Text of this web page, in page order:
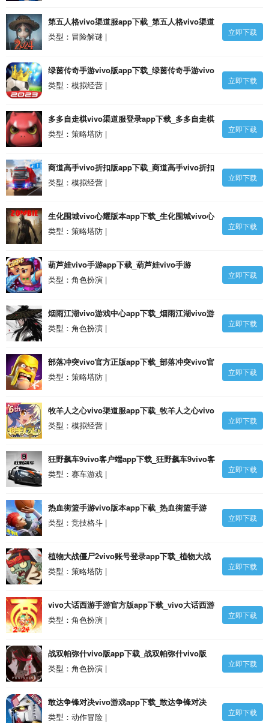
第五人格vivo渠道服app下载_第五人格vivo渠道
服v1.5.99 安卓最新版本安卓版
类型：冒险解谜 | 立即下载
绿茵传奇手游vivo版app下载_绿茵传奇手游vivo
版v2.7.2 安卓版
类型：模拟经营 | 立即下载
多多自走棋vivo渠道服登录app下载_多多自走棋
vivo渠道服登录v2.27.2 安卓版
类型：策略塔防 | 立即下载
商道高手vivo折扣版app下载_商道高手vivo折扣
版v3.1091 安卓版
类型：模拟经营 | 立即下载
生化围城vivo心耀版本app下载_生化围城vivo心
耀版本v0.1.476 安卓版
类型：策略塔防 | 立即下载
葫芦娃vivo手游app下载_葫芦娃vivo手游
v4.10.42 安卓版
类型：角色扮演 | 立即下载
烟雨江湖vivo游戏中心app下载_烟雨江湖vivo游
戏中心v1.124.51916 安卓版
类型：角色扮演 | 立即下载
部落冲突vivo官方正版app下载_部落冲突vivo官
方正版v16.900.2 官方安卓版
类型：策略塔防 | 立即下载
牧羊人之心vivo渠道服app下载_牧羊人之心vivo
渠道服v1.9.33 安卓版
类型：模拟经营 | 立即下载
狂野飙车9vivo客户端app下载_狂野飙车9vivo客
户端v4.5.0l 安卓版
类型：赛车游戏 | 立即下载
热血街篮手游vivo版本app下载_热血街篮手游
vivo版本v1.22.5 安卓版
类型：竞技格斗 | 立即下载
植物大战僵尸2vivo账号登录app下载_植物大战
僵尸2vivo账号登录手机版v3.3.6 安卓版
类型：策略塔防 | 立即下载
vivo大话西游手游官方版app下载_vivo大话西游
手游官方版v2.1.327 安卓版
类型：角色扮演 | 立即下载
战双帕弥什vivo版app下载_战双帕弥什vivo版
v2.12.0.1708946814 安卓版
类型：角色扮演 | 立即下载
敢达争锋对决vivo游戏app下载_敢达争锋对决
vivo游戏v7.1.0 安卓版
类型：动作冒险 | 立即下载